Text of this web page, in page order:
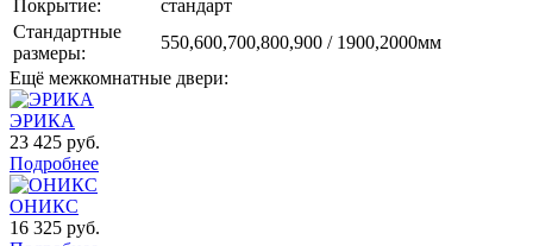
Покрытие:
стандарт
Стандартные
размеры:
550,600,700,800,900 / 1900,2000мм
Ещё межкомнатные двери:
ЭРИКА
23 425 руб.
Подробнее
ОНИКС
16 325 руб.